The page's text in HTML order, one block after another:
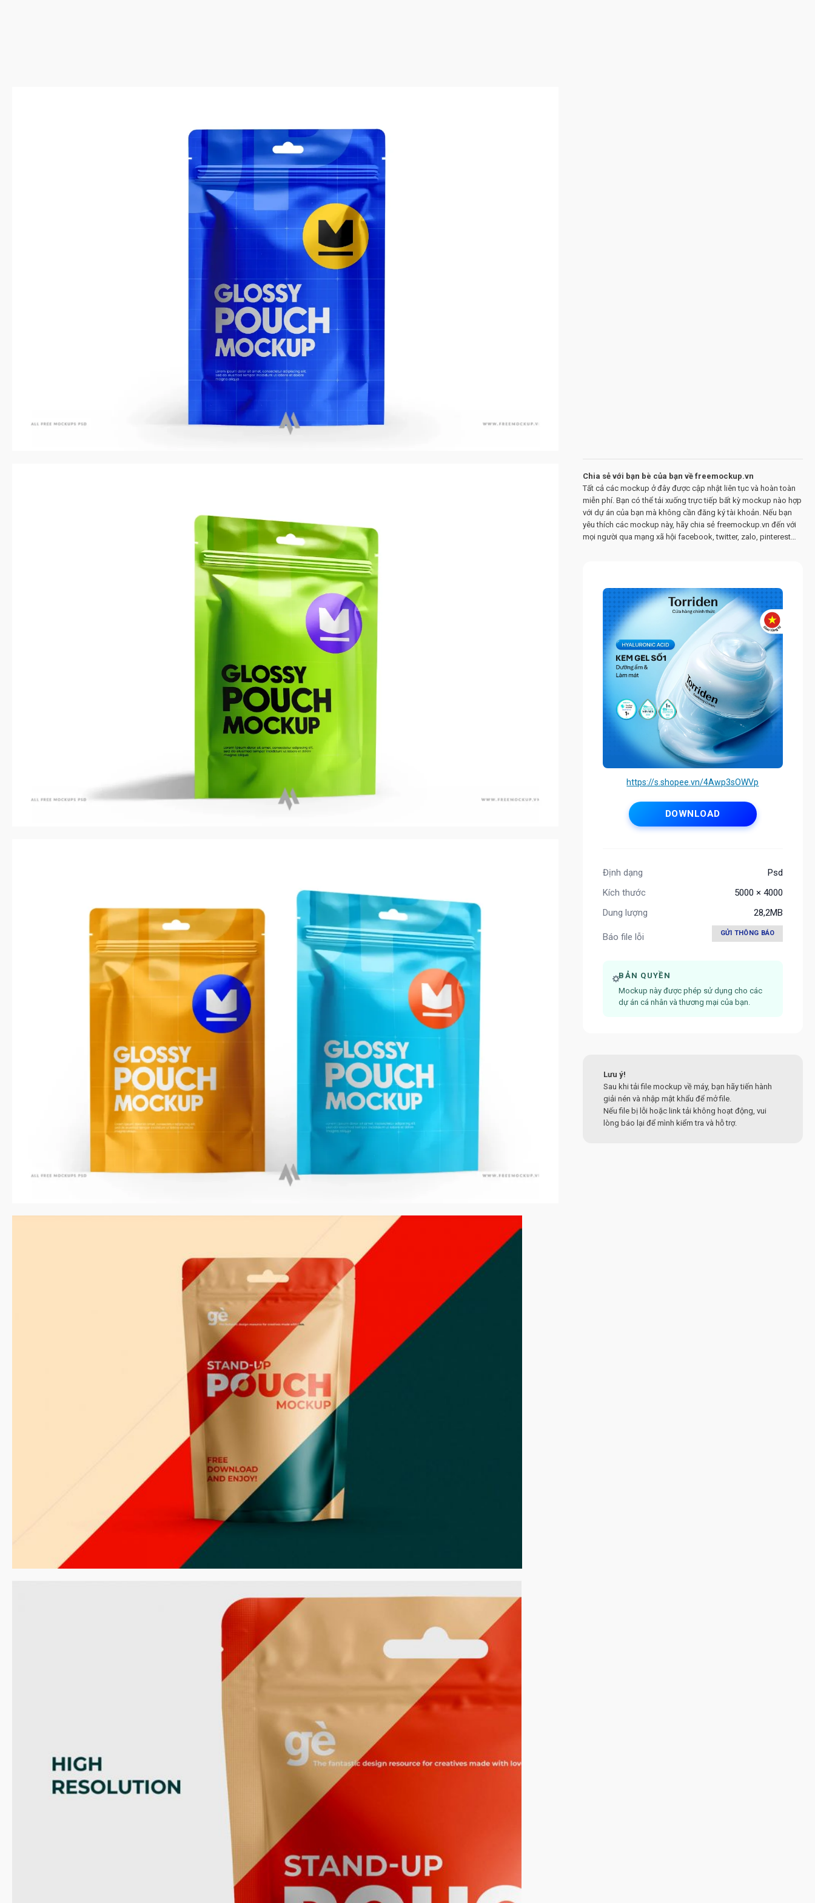
Chia sẻ với bạn bè của bạn về freemockup.vn
Tất cả các mockup ở đây được cập nhật liên tục và hoàn toàn
miễn phí. Bạn có thể tải xuống trực tiếp bất kỳ mockup nào hợp
với dự án của bạn mà không cần đăng ký tài khoản. Nếu bạn
yêu thích các mockup này, hãy chia sẻ freemockup.vn đến với
mọi người qua mạng xã hội facebook, twitter, zalo, pinterest…
https://s.shopee.vn/4Awp3sOWVp
DOWNLOAD
Định dạng
Psd
Kích thước
5000 × 4000
Dung lượng
28,2MB
Báo file lỗi GỬI THÔNG BÁO
BẢN QUYỀN
Mockup này được phép sử dụng cho các
dự án cá nhân và thương mại của bạn.
Lưu ý!
Sau khi tải file mockup về máy, bạn hãy tiến hành
giải nén và nhập mật khẩu để mở file.
Nếu file bị lỗi hoặc link tải không hoạt động, vui
lòng báo lại để mình kiểm tra và hỗ trợ.